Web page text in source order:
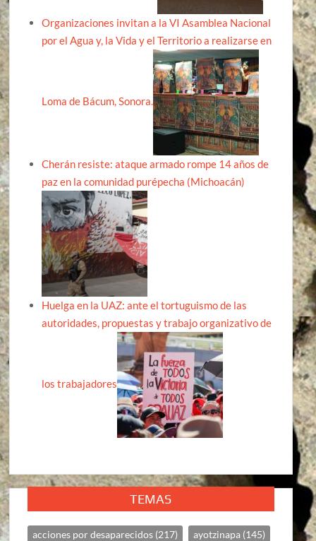
Organizaciones invitan a la VI Asamblea Nacional
por el Agua y, la Vida y el Territorio a realizarse en
Loma de Bácum, Sonora.
Cherán resiste: ataque armado rompe 14 años de
paz en la comunidad purépecha (Michoacán)
Huelga en la UAZ: ante el tortuguismo de las
autoridades, propuestas y trabajo organizativo de
los trabajadores
TEMAS
acciones por desaparecidos (217) ayotzinapa (145)